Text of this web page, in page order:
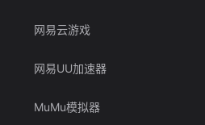
网易云游戏
网易UU加速器
MuMu模拟器